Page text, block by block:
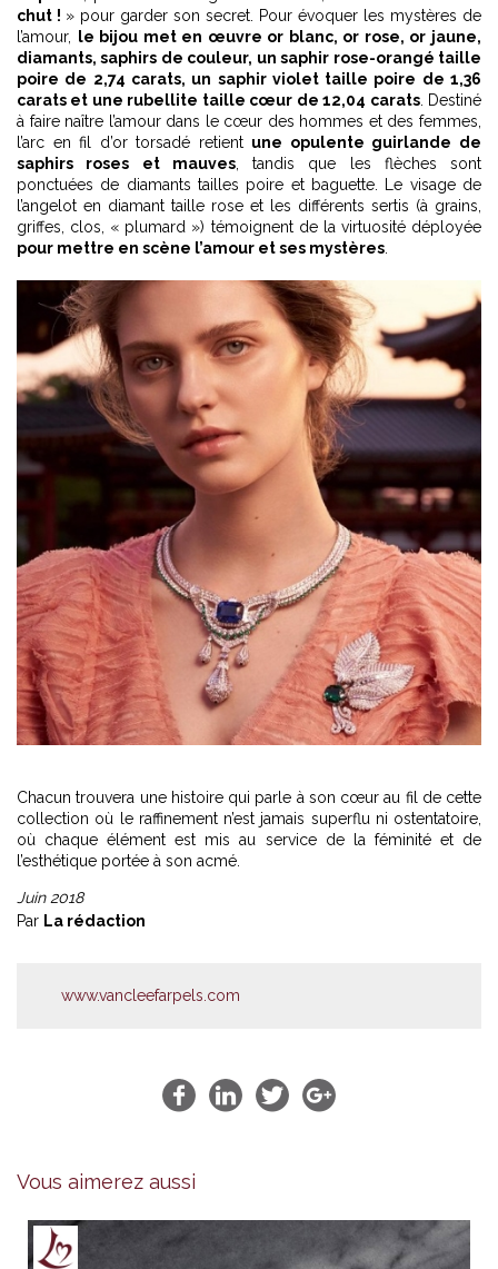
chut ! » pour garder son secret. Pour évoquer les mystères de
l’amour,
le bijou met en œuvre or blanc, or rose, or jaune,
diamants, saphirs de couleur, un saphir rose-orangé taille
poire de 2,74 carats, un saphir violet taille poire de 1,36
carats et une rubellite taille cœur de 12,04 carats. Destiné
à faire naître l’amour dans le cœur des hommes et des femmes,
l’arc en fil d’or torsadé retient une opulente guirlande de
saphirs roses et mauves, tandis que les flèches sont
ponctuées de diamants tailles poire et baguette. Le visage de
l’angelot en diamant taille rose et les différents sertis (à grains,
griffes, clos, « plumard ») témoignent de la virtuosité déployée
pour mettre en scène l’amour et ses mystères
Chacun trouvera une histoire qui parle à son cœur au fil de cette
collection où le raffinement n’est jamais superflu ni ostentatoire,
où chaque élément est mis au service de la féminité et de
l’esthétique portée à son acmé.
Juin 2018
Par La rédaction
www.vancleefarpels.com
Vous aimerez aussi